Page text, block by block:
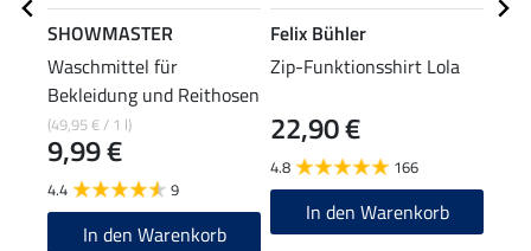
SHOWMASTER
Waschmittel für
Bekleidung und Reithosen
(49,95 € / 1 l)
9,99 €
4.4 9
In den Warenkorb
Felix Bühler
Zip-Funktionsshirt Lola
22,90 €
4.8 166
In den Warenkorb